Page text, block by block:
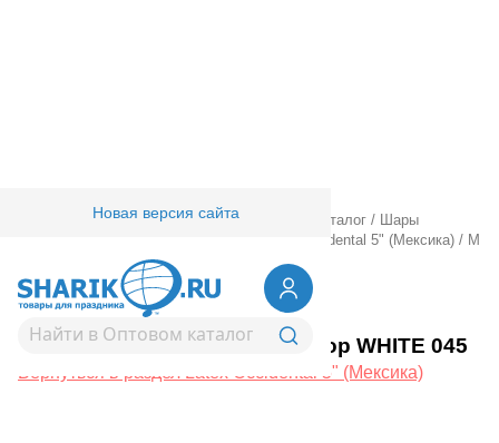
Новая версия сайта
Товары для праздника/ Оптовый каталог /
Шары
Latex Occidental 5" (Мексика) / М
5"/13см Декоратор WHITE 045
1102-2021М 5"/13см Декоратор WHITE 045
Вернуться в раздел Latex Occidental 5" (Мексика)